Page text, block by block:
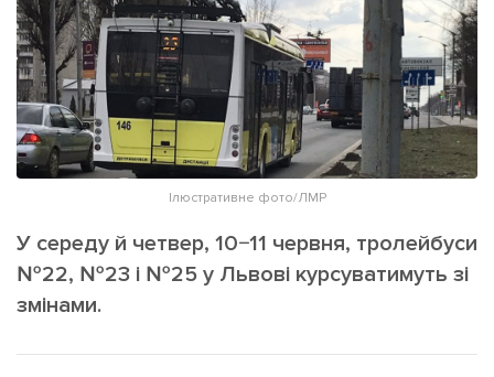
ІНШЕ
Інтерв'ю
Картки
Репортаж
Погляди
Ініціативи
Лонгріди
Прес-релізи
Фото/Відео
Made in Lviv
Ілюстративне фото/ЛМР
У середу й четвер, 10−11 червня, тролейбуси
№22, №23 і №25 у Львові курсуватимуть зі
змінами.